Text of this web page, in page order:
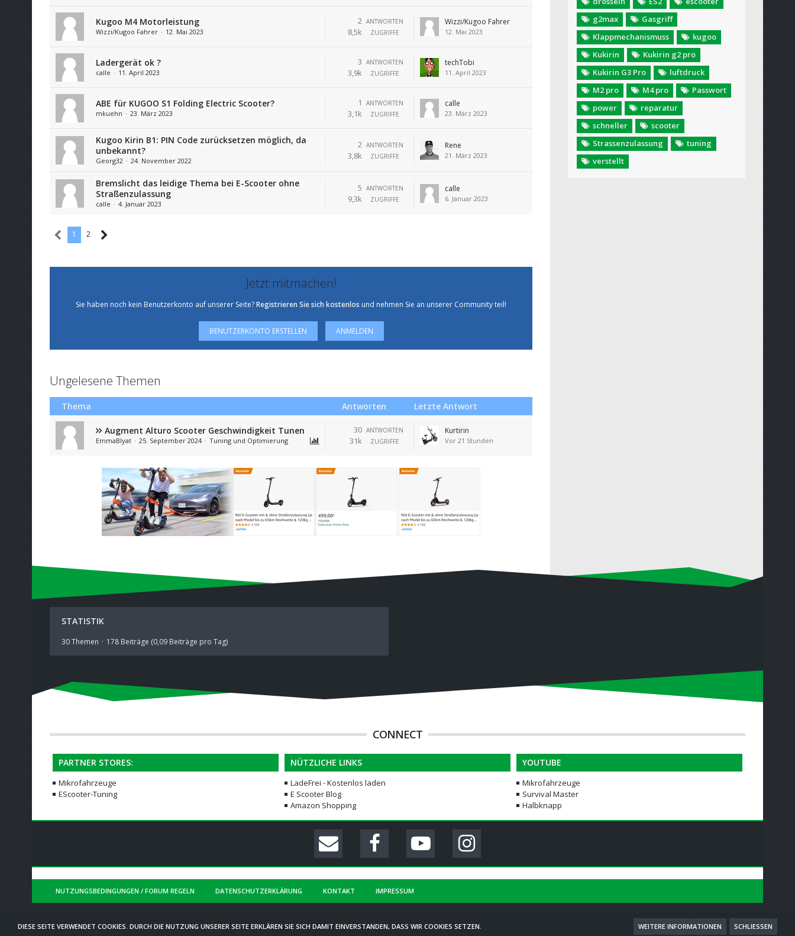
Kugoo M4 Motorleistung
Wizzi/Kugoo Fahrer 12. Mai 2023
ANTWORTEN
2
ZUGRIFFE
8,5k
Wizzi/Kugoo Fahrer
12. Mai 2023
Ladergerät ok ?
calle 11. April 2023
ANTWORTEN
3
ZUGRIFFE
3,9k
techTobi
11. April 2023
ABE für KUGOO S1 Folding Electric Scooter?
mkuehn 23. März 2023
ANTWORTEN
1
ZUGRIFFE
3,1k
calle
23. März 2023
Kugoo Kirin B1: PIN Code zurücksetzen möglich, da
unbekannt?
Georg32 24. November 2022
ANTWORTEN
2
ZUGRIFFE
3,8k
Rene
21. März 2023
Bremslicht das leidige Thema bei E-Scooter ohne
Straßenzulassung
calle 4. Januar 2023
ANTWORTEN
5
ZUGRIFFE
9,3k
calle
6. Januar 2023
1 2
Jetzt mitmachen!
Sie haben noch kein Benutzerkonto auf unserer Seite?Registrieren Sie sich kostenlos und nehmen Sie an unserer Community teil!
BENUTZERKONTO ERSTELLEN ANMELDEN
Ungelesene Themen
Thema Antworten Letzte Antwort
Augment Alturo Scooter Geschwindigkeit Tunen
EmmaBlyat 25. September 2024 Tuning und Optimierung
ANTWORTEN
30
ZUGRIFFE
31k
Kurtirin
Vor 21 Stunden
g2max
Gasgriff
Klappmechanismuss
kugoo
Kukirin
Kukirin g2 pro
Kukirin G3 Pro
luftdruck
M2 pro
M4 pro
Passwort
power
reparatur
schneller
scooter
Strassenzulassung
tuning
verstellt
STATISTIK
30 Themen 178 Beiträge (0,09 Beiträge pro Tag)
CONNECT
PARTNER STORES:
Mikrofahrzeuge
EScooter-Tuning
NÜTZLICHE LINKS
LadeFrei - Kostenlos laden
E Scooter Blog
Amazon Shopping
YOUTUBE
Mikrofahrzeuge
Survival Master
Halbknapp
NUTZUNGSBEDINGUNGEN / FORUM REGELN DATENSCHUTZERKLÄRUNG KONTAKT IMPRESSUM
DIESE SEITE VERWENDET COOKIES. DURCH DIE NUTZUNG UNSERER SEITE ERKLÄREN SIE SICH DAMIT EINVERSTANDEN, DASS WIR COOKIES SETZEN. WEITERE INFORMATIONEN SCHLIESSEN